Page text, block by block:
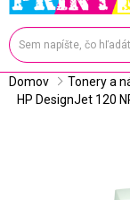
Domov Tonery a
HP DesignJet 120